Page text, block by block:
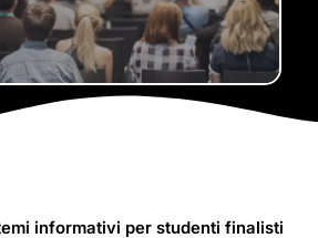
informativi per studenti finalisti